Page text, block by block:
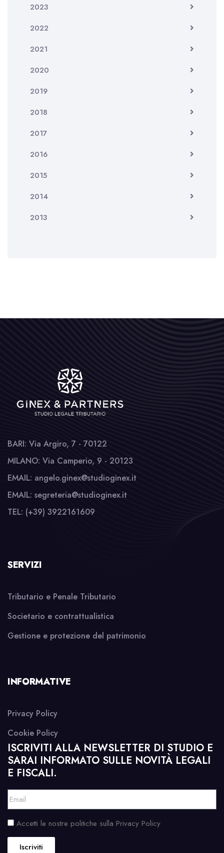
2023
2022
2021
2020
2019
2018
2017
2016
2015
2014
2013
BARI: Via Argiro, 7 - 70122
MILANO: Via Camperio, 9 - 20123
EMAIL: angelo.ginex@studioginex.it
EMAIL: segreteria@studioginex.it
TEL: (+39) 3922161609
SERVIZI
Tributario e Penale Tributario
Societario e contrattualistica
Gestione e protezione del patrimonio
INFORMATIVE
Privacy Policy
Cookie Policy
ISCRIVITI ALLA NEWSLETTER DI STUDIO E
SARAI INFORMATO SULLE NOVITÀ LEGALI
E FISCALI.
Accetti le nostre politiche sulla Privacy Policy
Iscriviti